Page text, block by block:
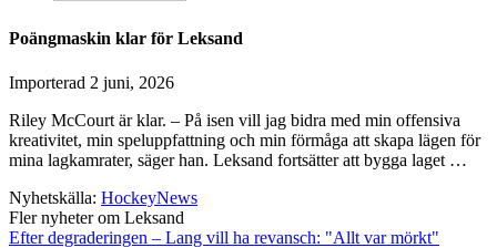
Poängmaskin klar för Leksand
Importerad 2 juni, 2026
Riley McCourt är klar. – På isen vill jag bidra med min offensiva
kreativitet, min speluppfattning och min förmåga att skapa lägen för
mina lagkamrater, säger han. Leksand fortsätter att bygga laget …
Nyhetskälla: HockeyNews
Fler nyheter om Leksand
Efter degraderingen – Lang vill ha revansch: "Allt var mörkt"